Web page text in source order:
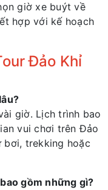
giờ xe buýt về
hợp với kế hoạch
Đảo Khỉ
giờ. Lịch trình bao
vui chơi trên Đảo
bơi, trekking hoặc
gồm những gì?